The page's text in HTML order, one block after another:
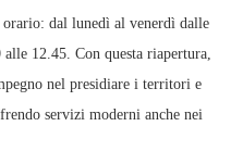
dal lunedì al venerdì dalle
12.45. Con questa riapertura,
nel presidiare i territori e
servizi moderni anche nei